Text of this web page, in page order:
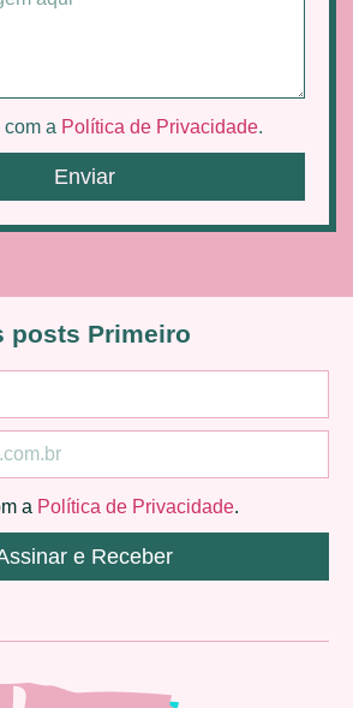
a Política de Privacidade.
Enviar
posts Primeiro
a Política de Privacidade.
e Receber